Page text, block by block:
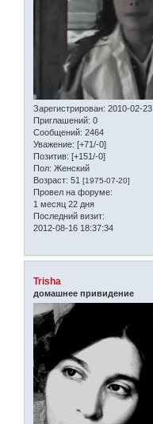
Зарегистрирован: 2010-02-23
Приглашений: 0
Сообщений: 2464
Уважение: [+71/-0]
Позитив: [+151/-0]
Пол: Женский
Возраст: 51 [1975-07-20]
Провел на форуме:
1 месяц 22 дня
Последний визит:
2012-08-16 18:37:34
Trisha
домашнее привидение